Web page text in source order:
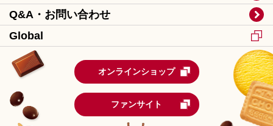
Q&A・お問い合わせ
Global
オンラインショップ
ファンサイト